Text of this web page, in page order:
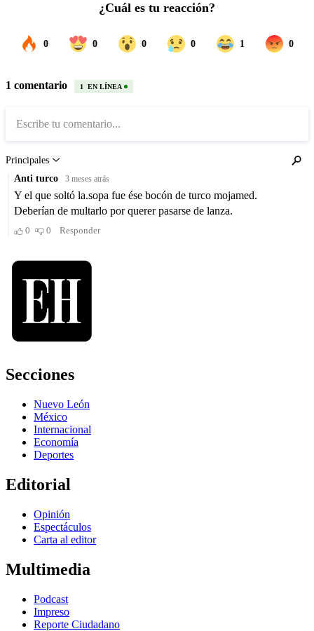
Secciones
Nuevo León
México
Internacional
Economía
Deportes
Editorial
Opinión
Espectáculos
Carta al editor
Multimedia
Podcast
Impreso
Reporte Ciudadano